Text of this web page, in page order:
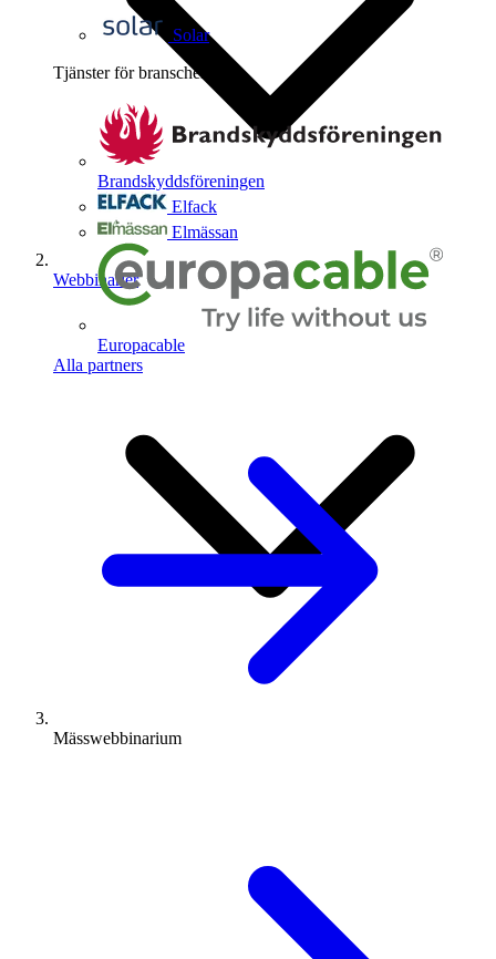
Solar
Tjänster för branschen
Brandskyddsföreningen
Elfack
Elmässan
Europacable
Alla partners
Webbinarier
Mässwebbinarium